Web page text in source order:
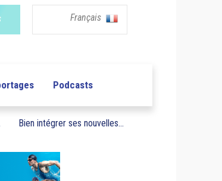
Français
Podcasts
Bien intégrer ses nouvelles...